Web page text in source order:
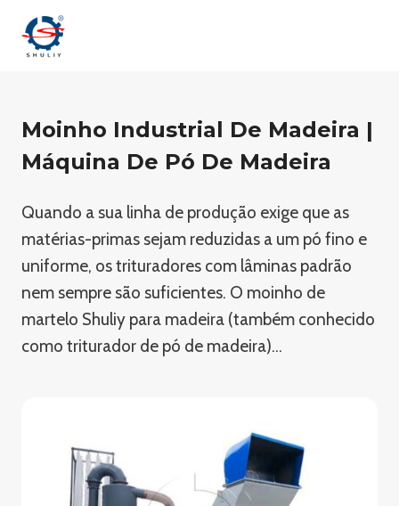
Moinho Industrial De Madeira |
Máquina De Pó De Madeira
Quando a sua linha de produção exige que as
matérias-primas sejam reduzidas a um pó fino e
uniforme, os trituradores com lâminas padrão
nem sempre são suficientes. O moinho de
martelo Shuliy para madeira (também conhecido
como triturador de pó de madeira)…